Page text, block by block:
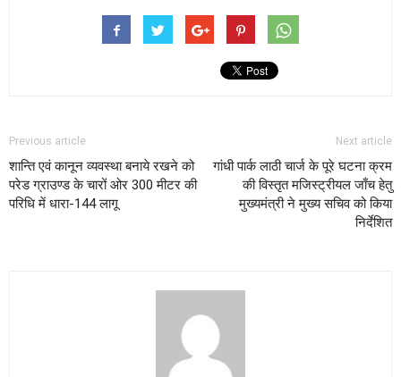
Previous article
शान्ति एवं कानून व्यवस्था बनाये रखने को
परेड ग्राउण्ड के चारों ओर 300 मीटर की
परिधि में धारा-144 लागू
Next article
गांधी पार्क लाठी चार्ज के पूरे घटना क्रम
की विस्तृत मजिस्ट्रीयल जाँच हेतु
मुख्यमंत्री ने मुख्य सचिव को किया
निर्देशित